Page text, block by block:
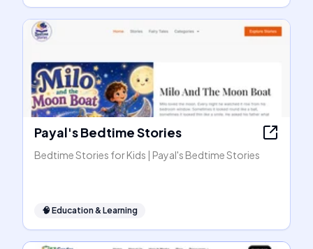
Payal's Bedtime Stories
Bedtime Stories for Kids | Payal's Bedtime Stories
🧠 Education & Learning